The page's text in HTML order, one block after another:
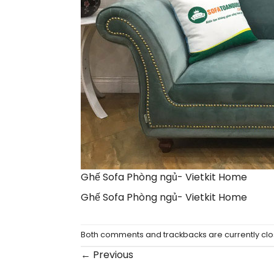
Ghế Sofa Phòng ngủ- Vietkit Home
Ghế Sofa Phòng ngủ- Vietkit Home
Both comments and trackbacks are currently
← Previous